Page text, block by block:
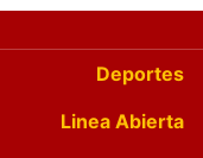
Deportes
Linea Abierta